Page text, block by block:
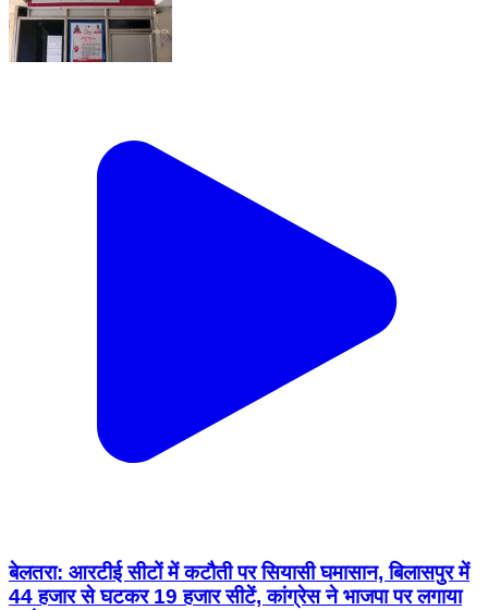
बेलतरा: आरटीई सीटों में कटौती पर सियासी घमासान, बिलासपुर में
44 हजार से घटकर 19 हजार सीटें, कांग्रेस ने भाजपा पर लगाया